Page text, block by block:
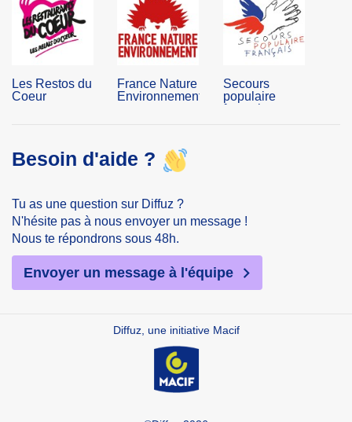
Les Restos du
Coeur
France Nature
Environnement
Secours
populaire
français
Besoin d'aide ?
Tu as une question sur Diffuz ?
N'hésite pas à nous envoyer un message !
Nous te répondrons sous 48h.
Envoyer un message à l'équipe
Diffuz, une initiative Macif